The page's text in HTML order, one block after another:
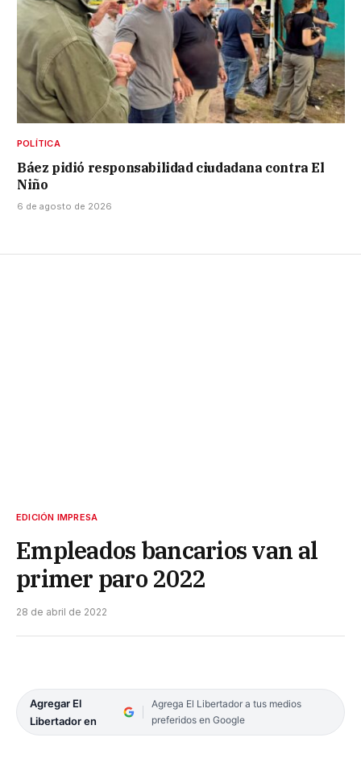
POLÍTICA
Báez pidió responsabilidad ciudadana contra El
Niño
6 de agosto de 2026
EDICIÓN IMPRESA
Empleados bancarios van al
primer paro 2022
28 de abril de 2022
Agregar El
Libertador en
Agrega El Libertador a tus medios
preferidos en Google